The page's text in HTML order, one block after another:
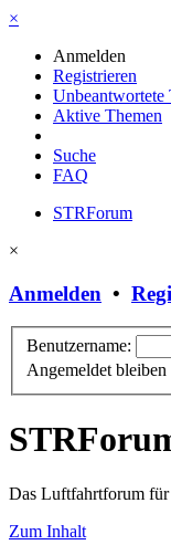
×
Anmelden
Registrieren
Unbeantwortete
Aktive Themen
Suche
FAQ
STRForum
×
Anmelden •
Benutzername:
Angemeldet bleiben
Das Luftfahrtforum für
Zum Inhalt